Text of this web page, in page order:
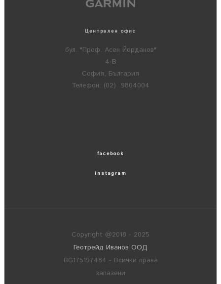
Централен офис
бул. "Проф. Асен Йорданов"
4-В
София, България
Телефон: (02) 9804004
facebook
instagram
Copyright @2018 - 2025
Геотрейд Иванов ООД
BG175197484 - Всички права
запазени